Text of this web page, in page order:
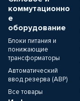
коммутационно
е
оборудование
Блоки питания и
понижающие
трансформаторы
Автоматический
ввод резерва (АВР)
Все товары